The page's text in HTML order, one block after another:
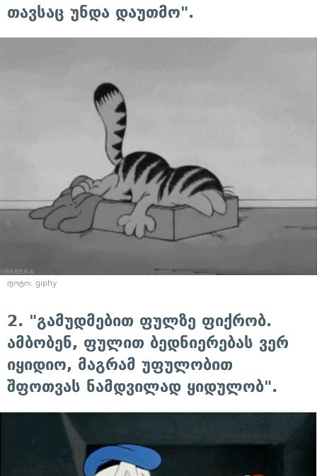
თავსაც უნდა დაუთმო".
ფოტო: giphy
2. "გამუდმებით ფულზე ფიქრობ.
ამბობენ, ფულით ბედნიერებას ვერ
იყიდიო, მაგრამ უფულობით
შფოთვას ნამდვილად ყიდულობ".